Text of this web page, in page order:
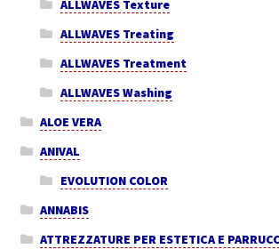
ALLWAVES Texture
ALLWAVES Treating
ALLWAVES Treatment
ALLWAVES Washing
ALOE VERA
ANIVAL
EVOLUTION COLOR
ANNABIS
ATTREZZATURE PER ESTETICA E